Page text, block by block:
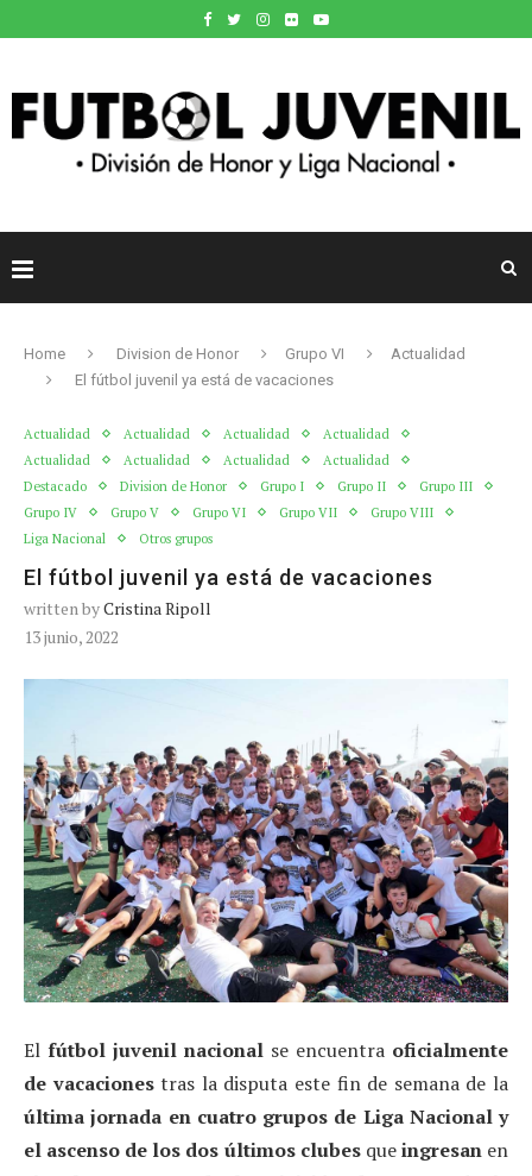
Home Division de Honor Grupo VI
Actualidad
El fútbol juvenil ya está de vacaciones
Actualidad Actualidad Actualidad
Actualidad
Actualidad
Actualidad Actualidad
Actualidad
Destacado
Division de Honor Grupo I Grupo II
Grupo III
Grupo IV
Grupo V Grupo VI Grupo VII
Grupo VIII
Liga Nacional
Otros grupos
El fútbol juvenil ya está de vacaciones
written byCristina Ripoll
13 junio, 2022
El fútbol juvenil nacional se encuentra oficialmente
de vacacionestras la disputa este fin de semana de la
última jornada en cuatro grupos de Liga Nacional y
el ascenso de los dos últimos clubesqueingresanen